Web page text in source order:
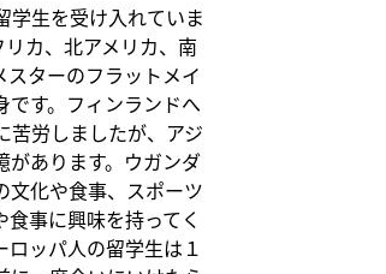
学生を受け入れていま
カ、北アメリカ、南
ターのフラットメイ
です。フィンランドへ
苦労しましたが、アジ
があります。ウガンダ
文化や食事、スポーツ
事に興味を持ってく
ッパ人の留学生は１